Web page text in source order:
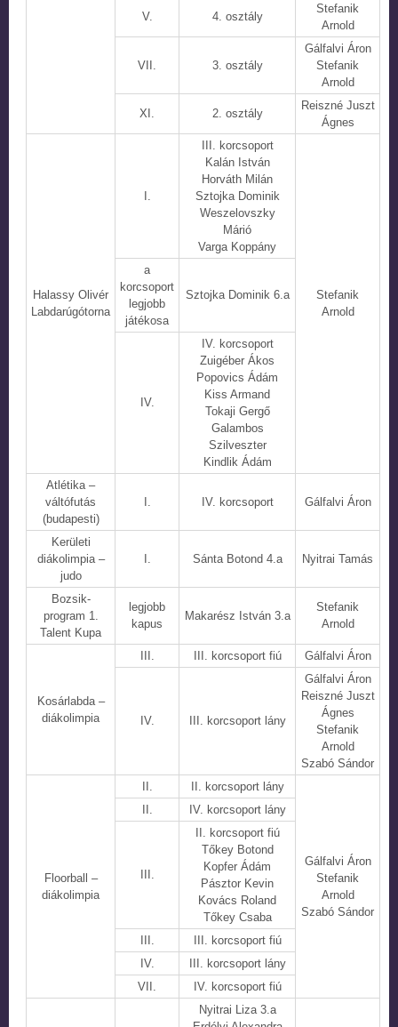
V. 4. osztály
Stefanik
Arnold
VII. 3. osztály
Gálfalvi Áron
Stefanik
Arnold
XI. 2. osztály
Reiszné Juszt
Ágnes
Halassy Olivér
Labdarúgótorna
I.
III. korcsoport
Kalán István
Horváth Milán
Sztojka Dominik
Weszelovszky
Márió
Varga Koppány
Stefanik
Arnold
a
korcsoport
legjobb
játékosa
Sztojka Dominik 6.a
IV.
IV. korcsoport
Zuigéber Ákos
Popovics Ádám
Kiss Armand
Tokaji Gergő
Galambos
Szilveszter
Kindlik Ádám
Atlétika –
váltófutás
(budapesti)
I. IV. korcsoport Gálfalvi Áron
Kerületi
diákolimpia –
judo
I. Sánta Botond 4.a Nyitrai Tamás
Bozsik-
program 1.
Talent Kupa
legjobb
kapus
Makarész István 3.a
Stefanik
Arnold
Kosárlabda –
diákolimpia
III. III. korcsoport fiú Gálfalvi Áron
IV. III. korcsoport lány
Gálfalvi Áron
Reiszné Juszt
Ágnes
Stefanik
Arnold
Szabó Sándor
Floorball –
diákolimpia
II. II. korcsoport lány
Gálfalvi Áron
Stefanik
Arnold
Szabó Sándor
II. IV. korcsoport lány
III.
II. korcsoport fiú
Tőkey Botond
Kopfer Ádám
Pásztor Kevin
Kovács Roland
Tőkey Csaba
III.
III. korcsoport fiú
IV.
III. korcsoport lány
VII.
IV. korcsoport fiú
Nyitrai Liza 3.a